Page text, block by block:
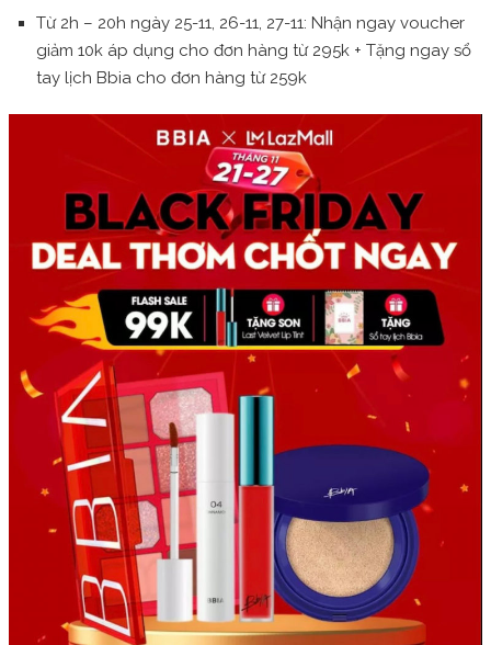
Từ 2h – 20h ngày 25-11, 26-11, 27-11: Nhận ngay voucher
giảm 10k áp dụng cho đơn hàng từ 295k + Tặng ngay sổ
tay lịch Bbia cho đơn hàng từ 259k